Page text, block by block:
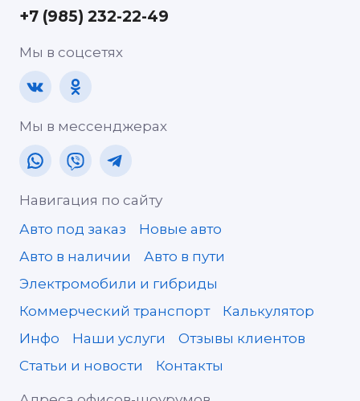
+7 (985) 232-22-49
Мы в соцсетях
Мы в мессенджерах
Навигация по сайту
Авто под заказ
Новые авто
Авто в наличии
Авто в пути
Электромобили и гибриды
Коммерческий транспорт
Калькулятор
Инфо
Наши услуги
Отзывы клиентов
Статьи и новости
Контакты